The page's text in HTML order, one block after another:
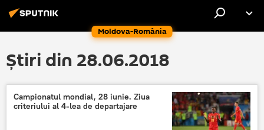
Moldova-România
Știri din 28.06.2018
Campionatul mondial, 28 iunie. Ziua
criteriului al 4-lea de departajare